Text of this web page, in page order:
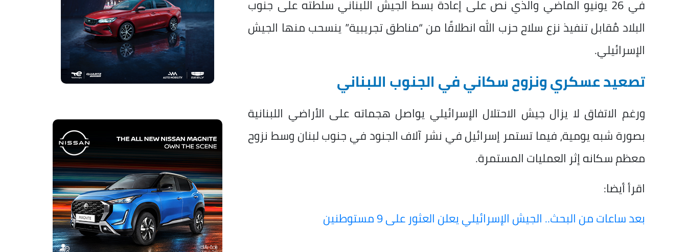
في 26 يونيو الماضي والذي نص على إعادة بسط الجيش اللبناني سلطته على جنوب
البلاد مُقابل تنفيذ نزع سلاح حزب الله انطلاقًا من “مناطق تجريبية” ينسحب منها الجيش
الإسرائيلي.
تصعيد عسكري ونزوح سكاني في الجنوب اللبناني
ورغم الاتفاق لا يزال جيش الاحتلال الإسرائيلي يواصل هجماته على الأراضي اللبنانية
بصورة شبه يومية، فيما تستمر إسرائيل في نشر آلاف الجنود في جنوب لبنان وسط نزوح
معظم سكانه إثر العمليات المستمرة.
اقرأ أيضا:
بعد ساعات من البحث.. الجيش الإسرائيلي يعلن العثور على 9 مستوطنين